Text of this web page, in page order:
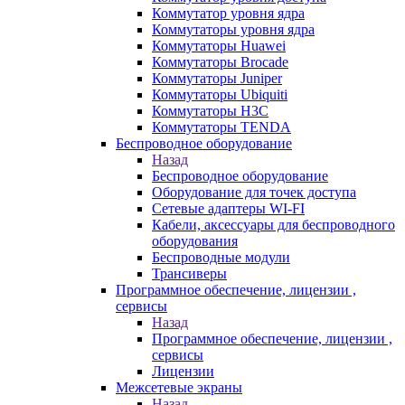
Коммутатор уровня ядра
Коммутаторы уровня ядра
Коммутаторы Huawei
Коммутаторы Brocade
Коммутаторы Juniper
Коммутаторы Ubiquiti
Коммутаторы H3C
Коммутаторы TENDA
Беспроводное оборудование
Назад
Беспроводное оборудование
Оборудование для точек доступа
Сетевые адаптеры WI-FI
Кабели, аксессуары для беспроводного
оборудования
Беспроводные модули
Трансиверы
Программное обеспечение, лицензии ,
сервисы
Назад
Программное обеспечение, лицензии ,
сервисы
Лицензии
Межсетевые экраны